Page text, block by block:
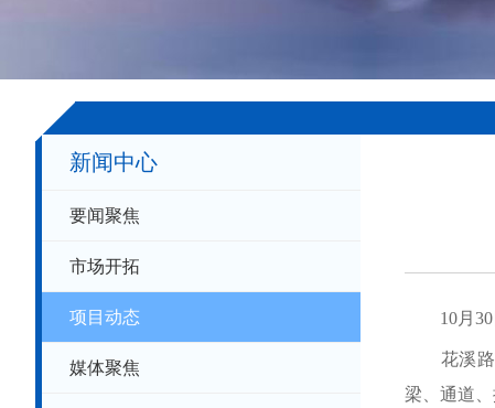
新闻中心
要闻聚焦
市场开拓
项目动态
媒体聚焦
10月30日
花溪路市
梁、通道